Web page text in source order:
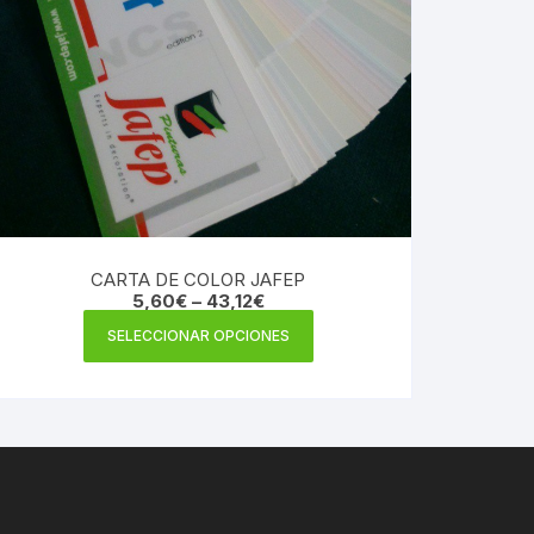
CARTA DE COLOR JAFEP
5,60€– 43,12€
SELECCIONAR OPCIONES